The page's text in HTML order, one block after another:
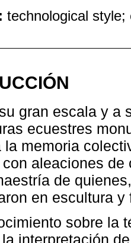
technological
gran escala y a
ecuestres
la memoria
aleaciones
de
en escultura y
sobre la
interpretación